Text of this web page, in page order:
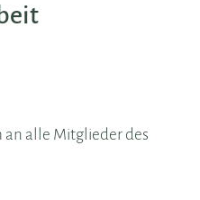
an alle Mitglieder des